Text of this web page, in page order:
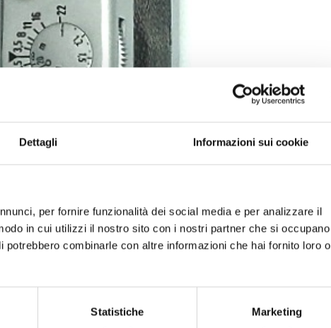
Dettagli Informazioni sui cookie
per fornire funzionalità dei social media e per analizzare il
in cui utilizzi il nostro sito con i nostri partner che si occupano
combinarle con altre informazioni che hai fornito loro o
Statistiche Marketing